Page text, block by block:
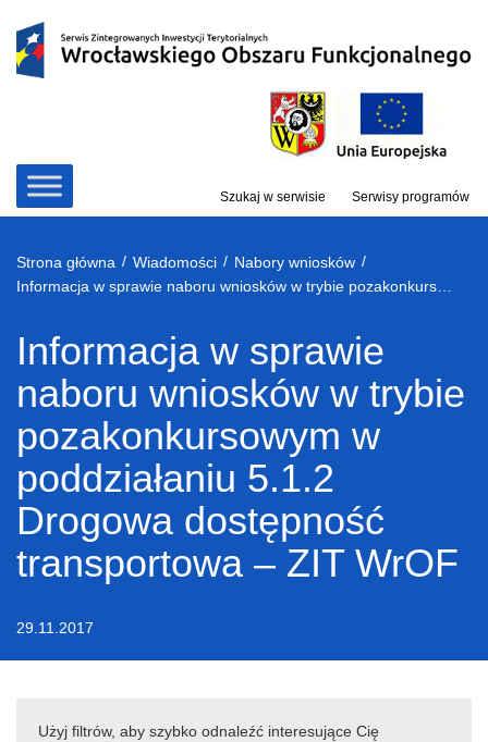
treści
Szukaj w serwisie Serwisy programów
Strona główna / Wiadomości / Nabory wniosków /
Informacja w sprawie
naboru wniosków w trybie
pozakonkursowym w
poddziałaniu 5.1.2
Drogowa dostępność
transportowa – ZIT WrOF
29.11.2017
Użyj filtrów, aby szybko odnaleźć interesujące Cię